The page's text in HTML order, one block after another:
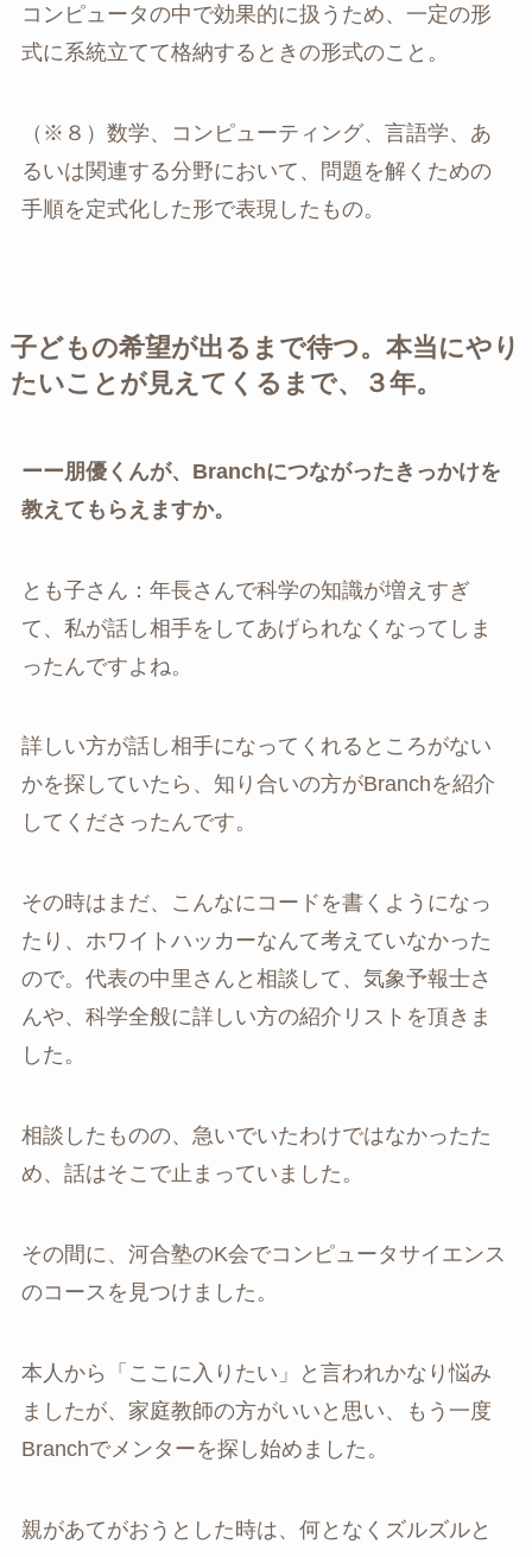
コンピュータの中で効果的に扱うため、一定の形
式に系統立てて格納するときの形式のこと。
（※８）数学、コンピューティング、言語学、あ
るいは関連する分野において、問題を解くための
手順を定式化した形で表現したもの。
子どもの希望が出るまで待つ。本当にやり
たいことが見えてくるまで、３年。
ーー朋優くんが、Branchにつながったきっかけを
教えてもらえますか。
とも子さん：年長さんで科学の知識が増えすぎ
て、私が話し相手をしてあげられなくなってしま
ったんですよね。
詳しい方が話し相手になってくれるところがない
かを探していたら、知り合いの方がBranchを紹介
してくださったんです。
その時はまだ、こんなにコードを書くようになっ
たり、ホワイトハッカーなんて考えていなかった
ので。代表の中里さんと相談して、気象予報士さ
んや、科学全般に詳しい方の紹介リストを頂きま
した。
相談したものの、急いでいたわけではなかったた
め、話はそこで止まっていました。
その間に、河合塾のK会でコンピュータサイエンス
のコースを見つけました。
本人から「ここに入りたい」と言われかなり悩み
ましたが、家庭教師の方がいいと思い、もう一度
Branchでメンターを探し始めました。
親があてがおうとした時は、何となくズルズルと